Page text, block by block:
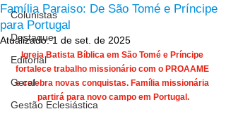
Colunistas
Destaque
Editorial
Geral
Gestão Eclesiástica
Família Paraiso: De São Tomé e Príncipe
para Portugal
Atualizado:1 de set. de 2025
Igreja Batista Bíblica em São Tomé e Príncipe
fortalece trabalho missionário com o PROAAME
e celebra novas conquistas. Família missionária
partirá para novo campo em Portugal.